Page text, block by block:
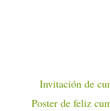
Invitación de
Poster de feliz